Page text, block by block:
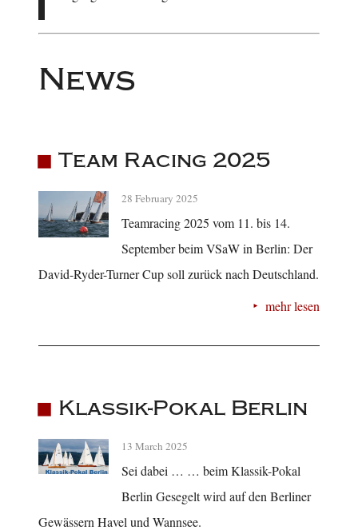
News
Team Racing 2025
28 February 2025
Teamracing 2025 vom 11. bis 14.
September beim VSaW in Berlin: Der
David-Ryder-Turner Cup soll zurück nach Deutschland.
mehr lesen
Klassik-Pokal Berlin
13 March 2025
Sei dabei … … beim Klassik-Pokal
Berlin Gesegelt wird auf den Berliner
Gewässern Havel und Wannsee.